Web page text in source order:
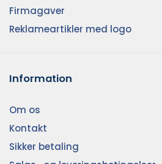
Firmagaver
Reklameartikler med logo
Information
Om os
Kontakt
Sikker betaling